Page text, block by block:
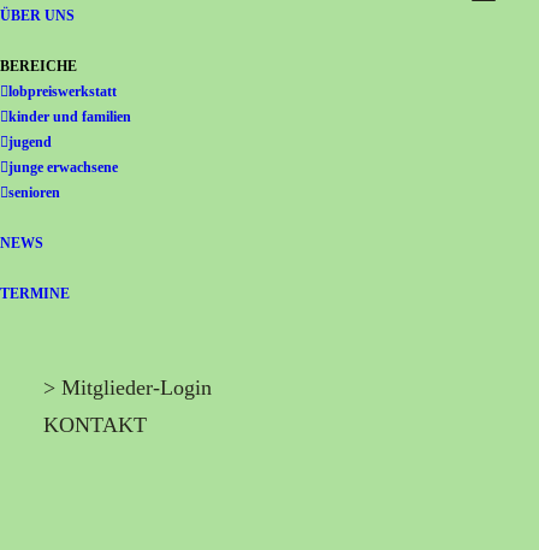
Gemeinschaft Immanuel
ÜBER UNS
BEREICHE
lobpreiswerkstatt
kinder und familien
jugend
junge erwachsene
senioren
NEWS
TERMINE
> Mitglieder-Login
KONTAKT